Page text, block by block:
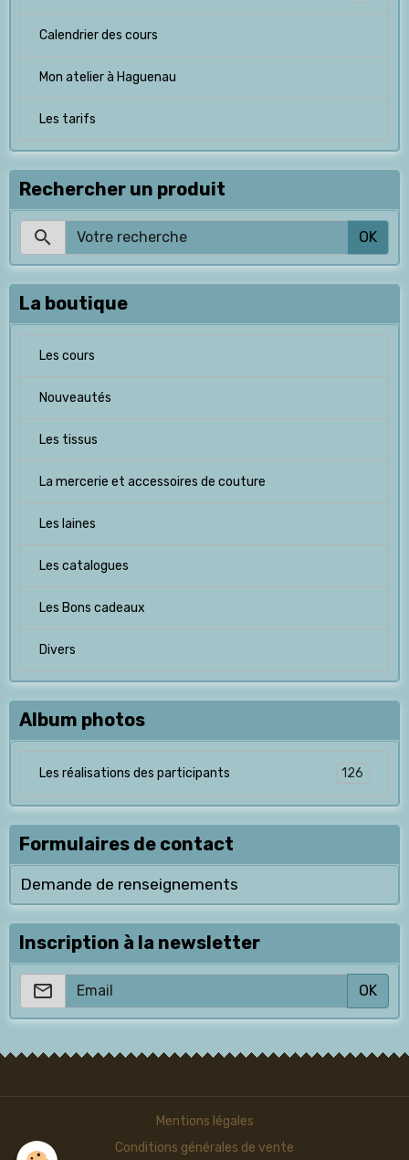
Calendrier des cours
Mon atelier à Haguenau
Les tarifs
Rechercher un produit
OK
La boutique
Les cours
Nouveautés
Les tissus
La mercerie et accessoires de couture
Les laines
Les catalogues
Les Bons cadeaux
Divers
Album photos
Les réalisations des participants 126
Formulaires de contact
Demande de renseignements
Inscription à la newsletter
OK
Mentions légales
Conditions générales de vente